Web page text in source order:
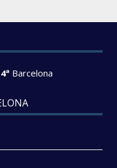
Barcelona